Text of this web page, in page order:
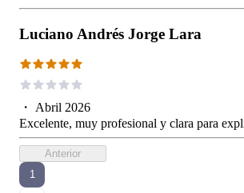
Luciano Andrés Jorge Lara
・ Abril 2026
Excelente, muy profesional y clara para
Anterior
1